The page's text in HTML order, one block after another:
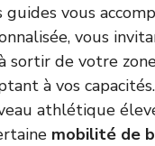
guides vous
vous
sortir de votre
à vos capacités.
athlétique
mobilité de